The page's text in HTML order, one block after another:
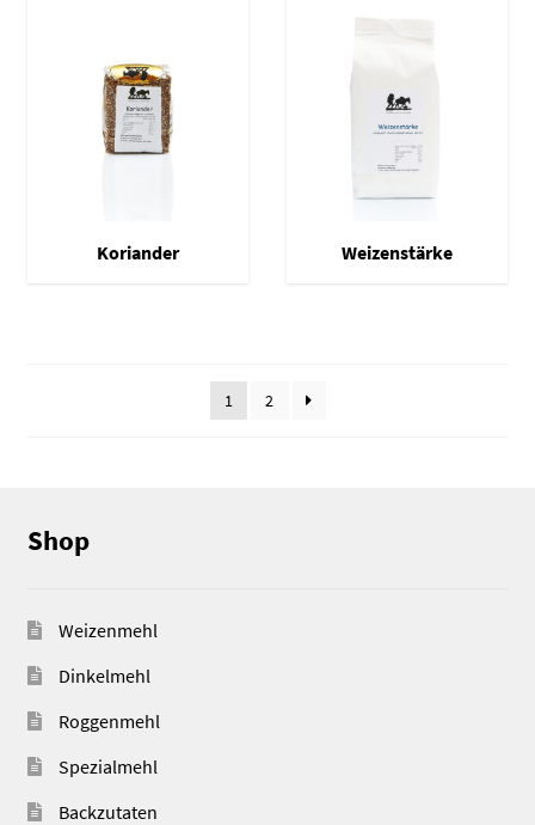
Koriander Weizenstärke
1 2
Shop
Weizenmehl
Dinkelmehl
Roggenmehl
Spezialmehl
Backzutaten